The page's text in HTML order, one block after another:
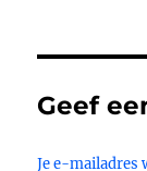
Geef
Je e-mailadres